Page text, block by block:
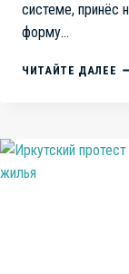
системе, принёс
форму…
ЧИТАЙТЕ ДАЛЕЕ